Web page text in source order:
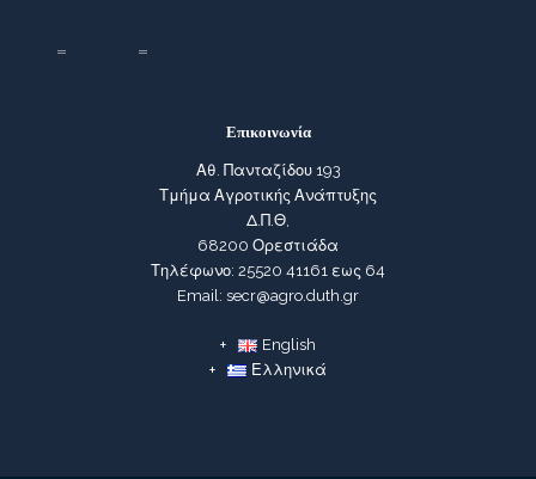
Επικοινωνία
Αθ. Πανταζίδου 193
Τμήμα Αγροτικής Ανάπτυξης
Δ.Π.Θ,
68200 Ορεστιάδα
Τηλέφωνο: 25520 41161 εως 64
Email: secr@agro.duth.gr
English
Ελληνικά